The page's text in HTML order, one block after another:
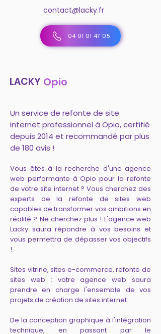
contact@lacky.fr
04 91 91 47 05
LACKY Opio
Un service de refonte de site
internet professionnel à Opio, certifié
depuis 2014 et recommandé par plus
de 180 avis !
Vous êtes à la recherche d'une agence
web performante à Opio pour la refonte
de votre site internet ? Vous cherchez des
experts de la refonte de sites web
capables de transformer vos ambitions en
réalité ? Ne cherchez plus ! L'agence web
Lacky saura répondre à vos besoins et
vous permettra de dépasser vos objectifs
!
Sites vitrine, sites e-commerce, refonte de
sites web : votre agence web saura
prendre en charge l'ensemble de vos
projets de création de sites internet.
De la conception graphique à l'intégration
technique, en passant par le